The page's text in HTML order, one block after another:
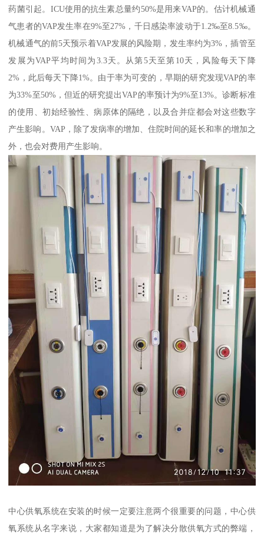
药菌引起。ICU使用的抗生素总量约50%是用来VAP的。估计机械通
气患者的VAP发生率在9%至27%，千日感染率波动于1.2‰至8.5‰。
机械通气的前5天预示着VAP发展的风险期，发生率约为3%，插管至
发展为VAP平均时间为3.3天。从第5天至第10天，风险每天下降
2%，此后每天下降1%。由于率为可变的，早期的研究发现VAP的率
为33%至50%，但近的研究提出VAP的率预计为9%至13%。诊断标准
的使用、初始经验性、病原体的隔绝，以及合并症都会对这些数字
产生影响。VAP，除了发病率的增加、住院时间的延长和率的增加之
外，也会对费用产生影响。
中心供氧系统在安装的时候一定要注意两个很重要的问题，中心供
氧系统从名字来说，大家都知道是为了解决分散供氧方式的弊端，